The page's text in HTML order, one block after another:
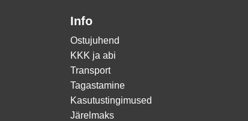
Info
Ostujuhend
KKK ja abi
Transport
Tagastamine
Kasutustingimused
Järelmaks